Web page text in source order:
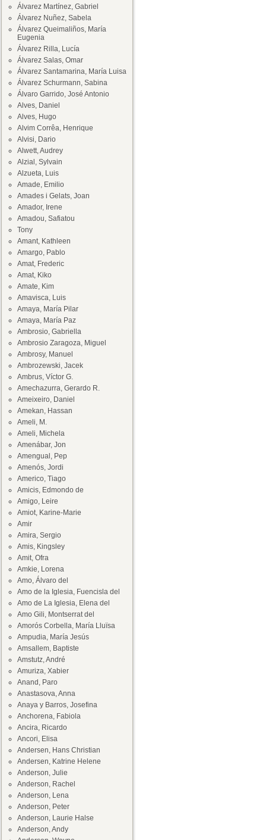
Álvarez Martínez, Gabriel
Álvarez Nuñez, Sabela
Álvarez Queimaliños, María
Eugenia
Álvarez Rilla, Lucía
Álvarez Salas, Omar
Álvarez Santamarina, María Luisa
Álvarez Schurmann, Sabina
Álvaro Garrido, José Antonio
Alves, Daniel
Alves, Hugo
Alvim Corrêa, Henrique
Alvisi, Dario
Alwett, Audrey
Alzial, Sylvain
Alzueta, Luis
Amade, Emilio
Amades i Gelats, Joan
Amador, Irene
Amadou, Safiatou
Tony
Amant, Kathleen
Amargo, Pablo
Amat, Frederic
Amat, Kiko
Amate, Kim
Amavisca, Luis
Amaya, María Pilar
Amaya, María Paz
Ambrosio, Gabriella
Ambrosio Zaragoza, Miguel
Ambrosy, Manuel
Ambrozewski, Jacek
Ambrus, Víctor G.
Amechazurra, Gerardo R.
Ameixeiro, Daniel
Amekan, Hassan
Ameli, M.
Ameli, Michela
Amenábar, Jon
Amengual, Pep
Amenós, Jordi
Americo, Tiago
Amicis, Edmondo de
Amigo, Leire
Amiot, Karine-Marie
Amir
Amira, Sergio
Amis, Kingsley
Amit, Ofra
Amkie, Lorena
Amo, Álvaro del
Amo de la Iglesia, Fuencisla del
Amo de La Iglesia, Elena del
Amo Gili, Montserrat del
Amorós Corbella, María Lluïsa
Ampudia, María Jesús
Amsallem, Baptiste
Amstutz, André
Amuriza, Xabier
Anand, Paro
Anastasova, Anna
Anaya y Barros, Josefina
Anchorena, Fabiola
Ancira, Ricardo
Ancori, Elisa
Andersen, Hans Christian
Andersen, Katrine Helene
Anderson, Julie
Anderson, Rachel
Anderson, Lena
Anderson, Peter
Anderson, Laurie Halse
Anderson, Andy